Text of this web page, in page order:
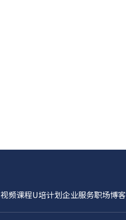
视频课程U培计划企业服务职场博客